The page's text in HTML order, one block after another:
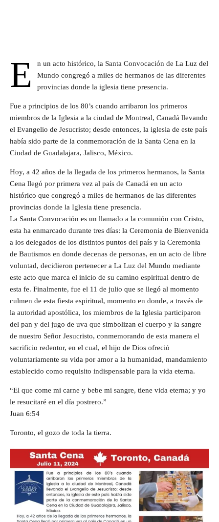
E
n un acto histórico, la Santa Convocación de La Luz del
Mundo congregó a miles de hermanos de las diferentes
provincias donde la iglesia tiene presencia.
Fue a principios de los 80’s cuando arribaron los primeros
miembros de la Iglesia a la ciudad de Montreal, Canadá llevando
el Evangelio de Jesucristo; desde entonces, la iglesia de este país
había sido parte de la conmemoración de la Santa Cena en la
Ciudad de Guadalajara, Jalisco, México.
Hoy, a 42 años de la llegada de los primeros hermanos, la Santa
Cena llegó por primera vez al país de Canadá en un acto
histórico que congregó a miles de hermanos de las diferentes
provincias donde la Iglesia tiene presencia.
La Santa Convocación es un llamado a la comunión con Cristo,
esta ha enmarcado durante tres días: la Ceremonia de Bienvenida
a los delegados de los distintos puntos del país y la Ceremonia
de Bautismos en donde decenas de personas, en un acto de libre
voluntad, decidieron pertenecer a La Luz del Mundo mediante
este acto que marca el inicio de su camino espiritual dentro de
esta fe. Finalmente, fue el 11 de julio que se llegó al momento
culmen de esta fiesta espiritual, momento en donde, a través de
la autoridad apostólica, los miembros de la Iglesia participaron
del pan y del jugo de uva que simbolizan el cuerpo y la sangre
de nuestro Señor Jesucristo, conmemorando de esta manera el
sacrificio redentor, en el cual, el hijo de Dios ofreció
voluntariamente su vida por amor a la humanidad, mandamiento
establecido como requisito indispensable para la vida eterna.
“El que come mi carne y bebe mi sangre, tiene vida eterna; y yo
le resucitaré en el día postrero.”
Juan 6:54
Toronto, el gozo de toda la tierra.